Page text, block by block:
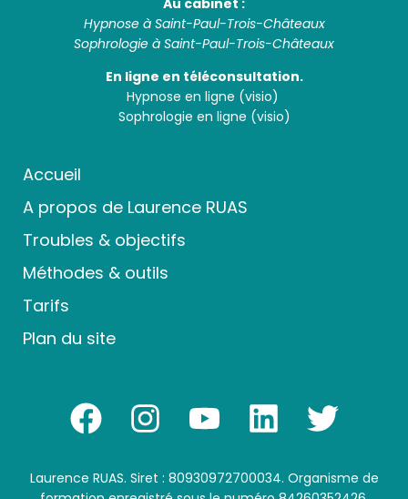
Au cabinet :
Hypnose à Saint-Paul-Trois-Châteaux
Sophrologie à Saint-Paul-Trois-Châteaux
En ligne en téléconsultation.
Hypnose en ligne (visio)
Sophrologie en ligne (visio)
Accueil
A propos de Laurence RUAS
Troubles & objectifs
Méthodes & outils
Tarifs
Plan du site
Laurence RUAS. Siret : 80930972700034. Organisme de